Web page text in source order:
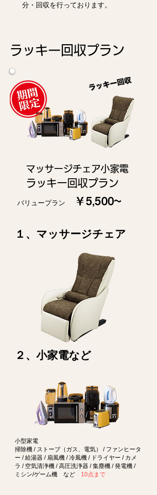
分・回収を行っております。
ラッキー回収プラン
マッサージチェア小家電
​ラッキー回収プラン
バリュープラン ￥5,500~
​１、マッサージチェア
​２、小家電など
小型家電
掃除機 / ストーブ（ガス、電気） / ファンヒータ
ー / 給湯器 / 扇風機 / 冷風機 / ドライヤー / カメ
ラ / 空気清浄機 / 高圧洗浄器 / 集塵機 / 発電機 /
ミシン/ゲーム機 など 10点まで